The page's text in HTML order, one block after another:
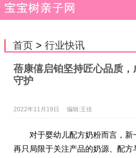
首页> 行业快讯
蓓康僖启铂坚持匠心品质
守护
2022年11月19日 编辑:王佳
对于婴幼儿配方奶粉而言，新
再只局限于关注产品的奶源、配方